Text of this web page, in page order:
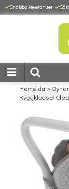
Snabba leveranser
Hemsida >
Ryggklädsel